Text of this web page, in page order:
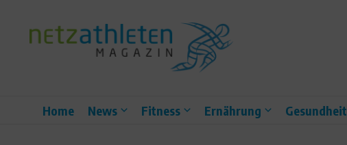
Home News Fitness Ernährung Gesundheit